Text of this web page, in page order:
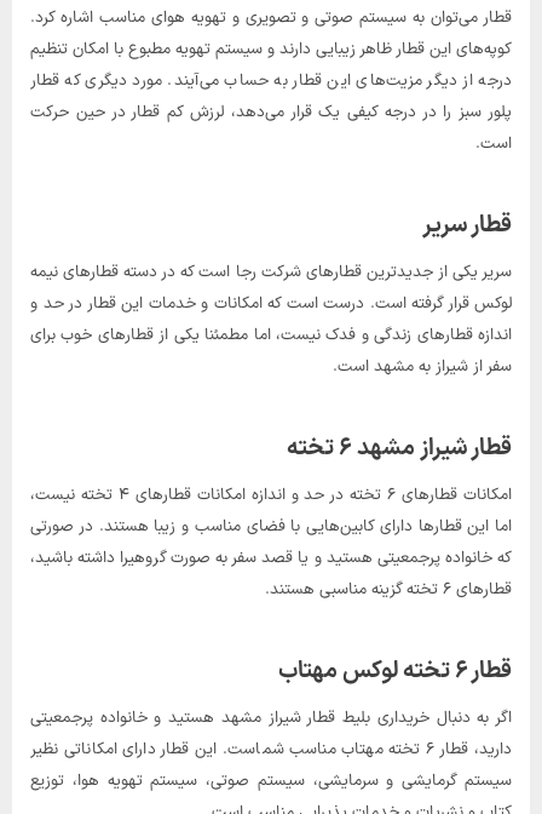
قطار می‌توان به سیستم صوتی و تصویری و تهویه هوای مناسب اشاره کرد.
کوپه‌های این قطار ظاهر زیبایی دارند و سیستم تهویه مطبوع با امکان تنظیم
درجه از دیگر مزیت‌های این قطار به حساب می‌آیند. مورد دیگری که قطار
پلور سبز را در درجه کیفی یک قرار می‌دهد، لرزش کم قطار در حین حرکت
است.
قطار سریر
سریر یکی از جدیدترین قطارهای شرکت رجا است که در دسته قطارهای نیمه
لوکس قرار گرفته است. درست است که امکانات و خدمات این قطار در حد و
اندازه قطارهای زندگی و فدک نیست، اما مطمئنا یکی از قطارهای خوب برای
سفر از شیراز به مشهد است.
قطار شیراز مشهد ۶ تخته
امکانات قطارهای ۶ تخته در حد و اندازه امکانات قطارهای ۴ تخته نیست،
اما این قطارها دارای کابین‌هایی با فضای مناسب و زیبا هستند. در صورتی
که خانواده پرجمعیتی هستید و یا قصد سفر به صورت گروهیرا داشته باشید،
قطارهای ۶ تخته گزینه مناسبی هستند.
قطار ۶ تخته لوکس مهتاب
اگر به دنبال خریداری بلیط قطار شیراز مشهد هستید و خانواده پرجمعیتی
دارید، قطار ۶ تخته مهتاب مناسب شماست. این قطار دارای امکاناتی نظیر
سیستم گرمایشی و سرمایشی، سیستم صوتی، سیستم تهویه هوا، توزیع